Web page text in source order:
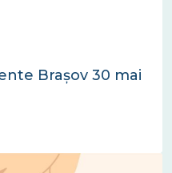
Brașov 30 mai